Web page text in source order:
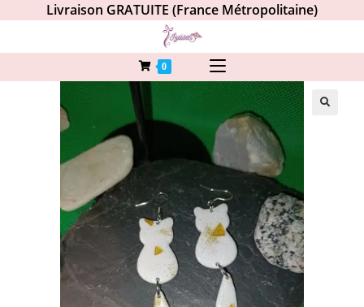
Livraison GRATUITE (France Métropolitaine)
0